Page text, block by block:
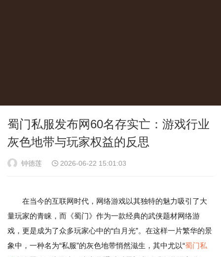
蜀门私服发布网60名存实亡：游戏行业
灰色地带与玩家权益的反思
钟德莲 2026-06-22 15:01:03
在当今的互联网时代，网络游戏以其独特的魅力吸引了大
量玩家的青睐，而《蜀门》作为一款经典的武侠题材网络游
戏，更是成为了众多玩家心中的“白月光”。在这样一片繁华的景
象中，一种名为“私服”的灰色地带悄然滋生，其中尤以“蜀门私